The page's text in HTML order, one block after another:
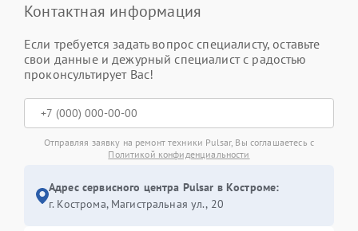
Контактная информация
Если требуется задать вопрос специалисту, оставьте
свои данные и дежурный специалист с радостью
проконсультирует Вас!
Отправляя заявку на ремонт техники Pulsar, Вы соглашаетесь с
Политикой конфиденциальности
Адрес сервисного центра Pulsar в Костроме:
г. Кострома, Магистральная ул., 20